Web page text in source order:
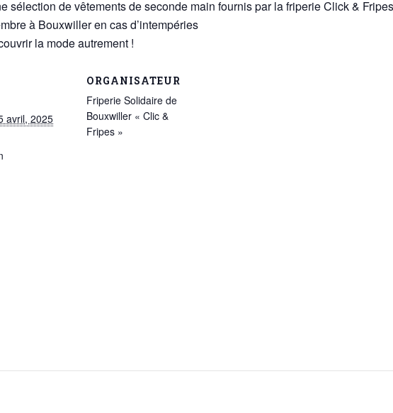
sélection de vêtements de seconde main fournis par la friperie Click &
à Bouxwiller en cas d’intempéries
la mode autrement !
avril, 2025
ORGANISATEUR
Friperie Solidaire de
Bouxwiller « Clic &
Fripes »